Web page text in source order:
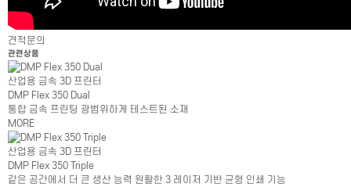
견적문의
관련상품
산업용 금속 3D 프린터
DMP Flex 350 Dual
통합 금속 프린팅 광범위하게 테스트된 소재
MORE
산업용 금속 3D 프린터
DMP Flex 350 Triple
같은 공간에서 더 큰 생산 능력 원활한 3 레이저 기반 균형 인쇄 기능